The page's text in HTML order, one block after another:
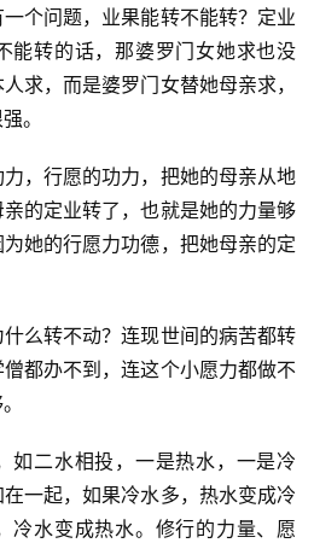
个问题，业果能转不能转？定业
能转的话，那婆罗门女她求也没
求，而是婆罗门女替她母亲求，
。
，行愿的功力，把她的母亲从地
的定业转了，也就是她的力量够
她的行愿力功德，把她母亲的定
么转不动？连现世间的病苦都转
都办不到，连这个小愿力都做不
如二水相投，一是热水，一是冷
一起，如果冷水多，热水变成冷
冷水变成热水。修行的力量、愿